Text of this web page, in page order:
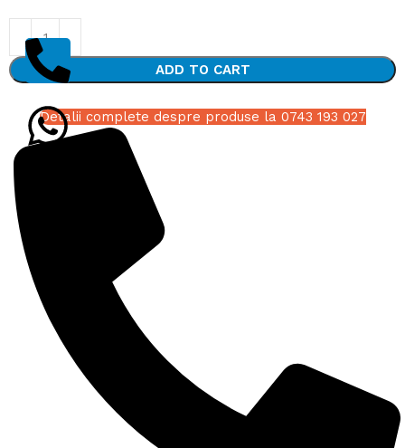
ADD TO CART
Detalii complete despre produse la 0743 193 027